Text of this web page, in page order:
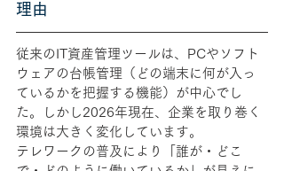
理由
従来のIT資産管理ツールは、PCやソフト
ウェアの台帳管理（どの端末に何が入っ
ているかを把握する機能）が中心でし
た。しかし2026年現在、企業を取り巻く
環境は大きく変化しています。
テレワークの普及により「誰が・どこ